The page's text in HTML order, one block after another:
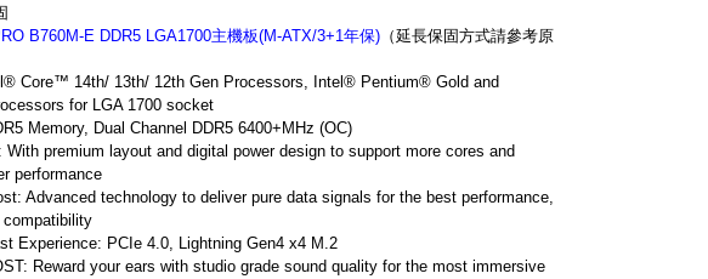
B760M-E DDR5 LGA1700主機板(M-ATX/3+1年保) （延長保固方式請參考原
Core™ 14th/ 13th/ 12th Gen Processors, Intel® Pentium® Gold and
for LGA 1700 socket
Memory, Dual Channel DDR5 6400+MHz (OC)
With premium layout and digital power design to support more cores and
performance
Advanced technology to deliver pure data signals for the best performance,
Experience: PCIe 4.0, Lightning Gen4 x4 M.2
Reward your ears with studio grade sound quality for the most immersive